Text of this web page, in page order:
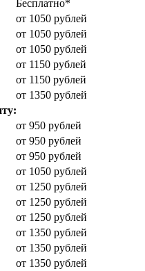
Бесплатно*
от 1050 рублей
от 1050 рублей
от 1050 рублей
от 1150 рублей
от 1150 рублей
от 1350 рублей
от 950 рублей
от 950 рублей
от 950 рублей
от 1050 рублей
от 1250 рублей
от 1250 рублей
от 1250 рублей
от 1350 рублей
от 1350 рублей
от 1350 рублей